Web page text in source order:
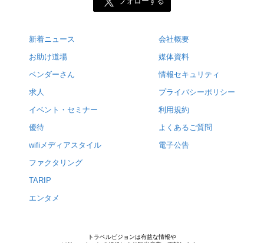
新着ニュース
お助け道場
ベンダーさん
求人
イベント・セミナー
優待
wifiメディアスタイル
ファクタリング
TARIP
エンタメ
会社概要
媒体資料
情報セキュリティ
プライバシーポリシー
利用規約
よくあるご質問
電子公告
トラベルビジョンは有益な情報や